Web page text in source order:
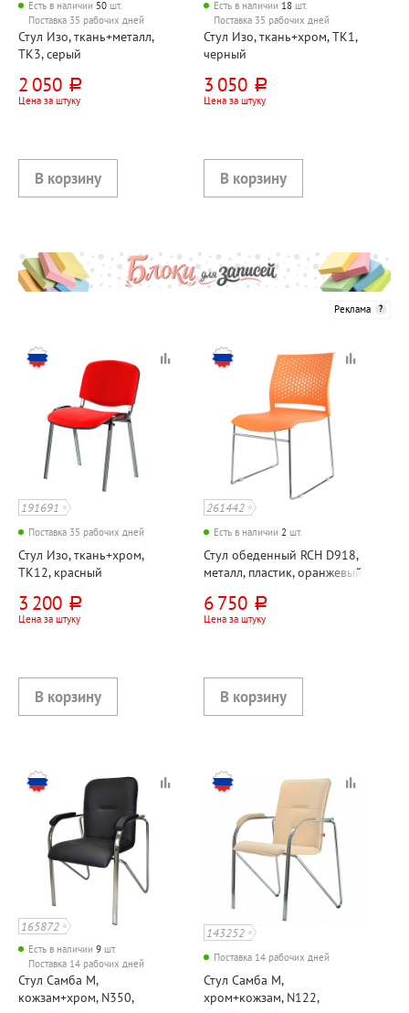
Есть в наличии 50 шт.
Поставка 35 рабочих дней
Стул Изо, ткань+металл,
ТК3, серый
2 050 руб.
Цена за штуку
Есть в наличии 18 шт.
Поставка 35 рабочих дней
Стул Изо, ткань+хром, ТК1,
черный
3 050 руб.
Цена за штуку
Реклама
191691
Поставка 35 рабочих дней
Стул Изо, ткань+хром,
ТК12, красный
3 200 руб.
Цена за штуку
261442
Есть в наличии 2 шт.
Стул обеденный RCH D918,
металл, пластик, оранжевый
6 750 руб.
Цена за штуку
165872
Есть в наличии 9 шт.
Поставка 14 рабочих дней
Стул Самба М,
кожзам+хром, N350,
143252
Поставка 14 рабочих дней
Стул Самба М,
хром+кожзам, N122,